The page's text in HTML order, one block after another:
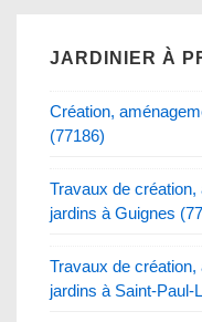
JARDINIER À
Création,
(77186)
Travaux de
jardins à Guignes
Travaux de
jardins à Saint-Paul-